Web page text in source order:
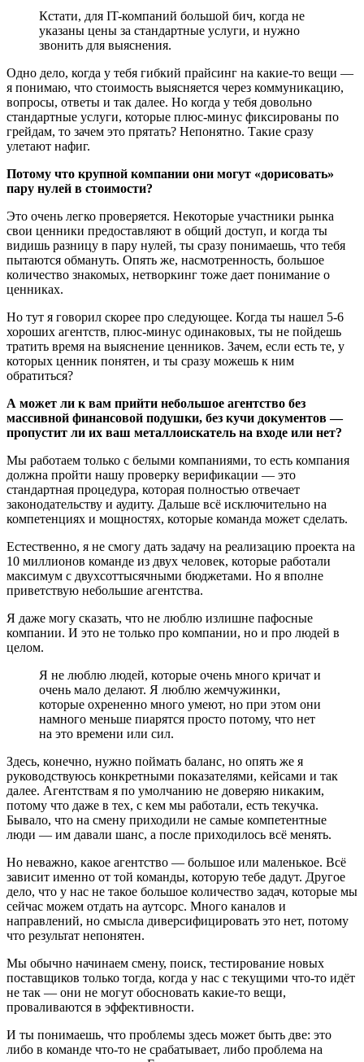
Кстати, для IT-компаний большой бич, когда не
указаны цены за стандартные услуги, и нужно
звонить для выяснения.
Одно дело, когда у тебя гибкий прайсинг на какие-то вещи —
я понимаю, что стоимость выясняется через коммуникацию,
вопросы, ответы и так далее. Но когда у тебя довольно
стандартные услуги, которые плюс-минус фиксированы по
грейдам, то зачем это прятать? Непонятно. Такие сразу
улетают нафиг.
Потому что крупной компании они могут «дорисовать»
пару нулей в стоимости?
Это очень легко проверяется. Некоторые участники рынка
свои ценники предоставляют в общий доступ, и когда ты
видишь разницу в пару нулей, ты сразу понимаешь, что тебя
пытаются обмануть. Опять же, насмотренность, большое
количество знакомых, нетворкинг тоже дает понимание о
ценниках.
Но тут я говорил скорее про следующее. Когда ты нашел 5-6
хороших агентств, плюс-минус одинаковых, ты не пойдешь
тратить время на выяснение ценников. Зачем, если есть те, у
которых ценник понятен, и ты сразу можешь к ним
обратиться?
А может ли к вам прийти небольшое агентство без
массивной финансовой подушки, без кучи документов —
пропустит ли их ваш металлоискатель на входе или нет?
Мы работаем только с белыми компаниями, то есть компания
должна пройти нашу проверку верификации — это
стандартная процедура, которая полностью отвечает
законодательству и аудиту. Дальше всё исключительно на
компетенциях и мощностях, которые команда может сделать.
Естественно, я не смогу дать задачу на реализацию проекта на
10 миллионов команде из двух человек, которые работали
максимум с двухсоттысячными бюджетами. Но я вполне
приветствую небольшие агентства.
Я даже могу сказать, что не люблю излишне пафосные
компании. И это не только про компании, но и про людей в
целом.
Я не люблю людей, которые очень много кричат и
очень мало делают. Я люблю жемчужинки,
которые охрененно много умеют, но при этом они
намного меньше пиарятся просто потому, что нет
на это времени или сил.
Здесь, конечно, нужно поймать баланс, но опять же я
руководствуюсь конкретными показателями, кейсами и так
далее. Агентствам я по умолчанию не доверяю никаким,
потому что даже в тех, с кем мы работали, есть текучка.
Бывало, что на смену приходили не самые компетентные
люди — им давали шанс, а после приходилось всё менять.
Но неважно, какое агентство — большое или маленькое. Всё
зависит именно от той команды, которую тебе дадут. Другое
дело, что у нас не такое большое количество задач, которые мы
сейчас можем отдать на аутсорс. Много каналов и
направлений, но смысла диверсифицировать это нет, потому
что результат непонятен.
Мы обычно начинаем смену, поиск, тестирование новых
поставщиков только тогда, когда у нас с текущими что-то идёт
не так — они не могут обосновать какие-то вещи,
проваливаются в эффективности.
И ты понимаешь, что проблемы здесь может быть две: это
либо в команде что-то не срабатывает, либо проблема на